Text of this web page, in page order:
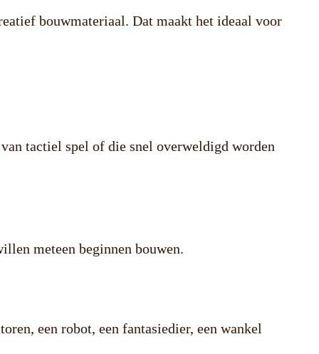
bouwmateriaal. Dat maakt het ideaal voor
tactiel spel of die snel overweldigd worden
meteen beginnen bouwen.
een robot, een fantasiedier, een wankel